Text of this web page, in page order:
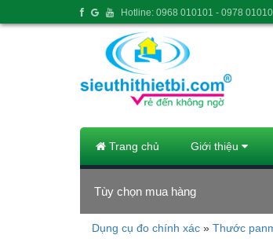
Trang chủ Giới thiệu
Tùy chọn mua hàng
Dụng cụ đo chính xác » Thước
Hotline: 0968 010101 - 0978